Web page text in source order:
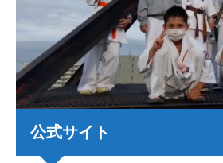
公式サイト